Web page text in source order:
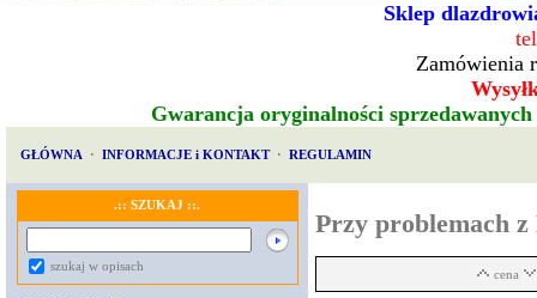
Sklep
Zamówienia
Gwarancja oryginalności
GŁÓWNA · INFORMACJE i KONTAKT · REGULAMIN
.:: SZUKAJ ::.
szukaj w opisach
Przy problemach
cena